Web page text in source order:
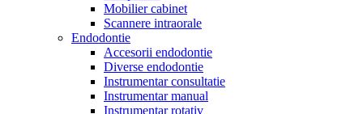
Mobilier cabinet
Scannere intraorale
Endodontie
Accesorii endodontie
Diverse endodontie
Instrumentar consultatie
Instrumentar manual
Instrumentar rotativ